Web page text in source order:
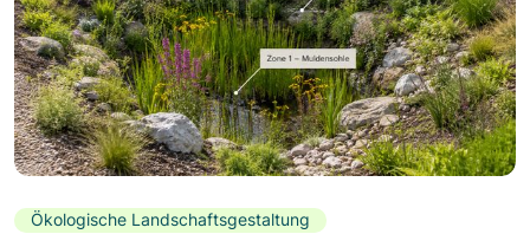
Ökologische Landschaftsgestaltung